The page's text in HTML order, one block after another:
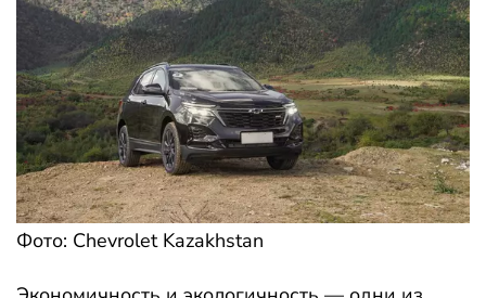
Фото: Chevrolet Kazakhstan